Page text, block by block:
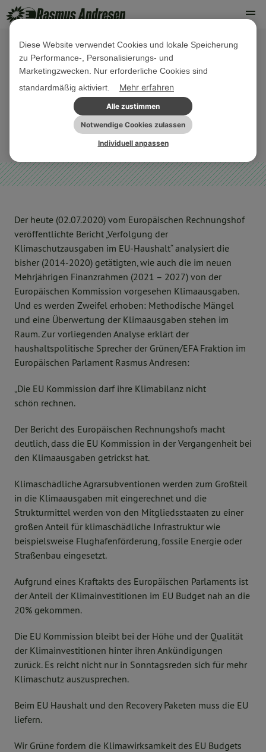
02. JULI 2020
Schön gerechnet: Klimaausgaben im
EU-Haushalt
EU-HAUSHALT PRESSEMITTEILUNG
Der heute (02.07.2020) vom Europäischen Rechnungshof
veröffentlichte Bericht „Verfolgung der
Klimaschutzausgaben im EU-Haushalt“ analysiert die
bisher (2014-2020) getätigten, wie auch die im neuen
Mehrjährigen Finanzrahmen (2021 – 2027) von der
Europäischen Kommission vorgesehen Klimaausgaben.
Und es werden Zweifel erhoben: Methodische Mängel
und eine Überwertung der Klimaausgaben stehen im
Raum. Zur vorliegenden Analyse erklärt der
haushaltspolitische Sprecher der Grünen/EFA Fraktion im
Europäischen Parlament Rasmus Andresen:
„Die EU Kommission darf ihre Klimabilanz nicht
schön rechnen.
Der Bericht des Europäischen Rechnungshofs macht
deutlich, dass die EU Kommission in der Vergangenheit bei
den Klimaausgaben getrickst hat.
Klimaschädliche Agrarsubventionen werden zum Großteil
in die Klimaausgaben mit eingerechnet und die
Strukturmittel werden von den Mitgliedsstaaten zu einer
großen Anteil für klimaschädliche Infrastruktur wie
beispielsweise Flughafenförderung, fossile Energie oder
Straßenbau eingesetzt.
Aufgrund eines Kraftakts des Europäischen Parlaments ist
der Anteil der Klimainvestitionen im EU Budget nah an die
20% gekommen.
Die EU Kommission bleibt bei der Höhe und der Qualität
der Klimainvestitionen hinter ihren Ankündigungen
zurück. Es reicht nicht nur in Sonntagsreden sich für mehr
Klimaschutz auszusprechen.
Beim EU Haushalt und den Recovery Paketen muss die EU
liefern.
Wir Grüne fordern die Klimawirksamkeit des EU Budgets
Diese Website verwendet Cookies und lokale Speicherung
zu Performance-, Personalisierungs- und
Marketingzwecken. Nur erforderliche Cookies sind
standardmäßig aktiviert.
Mehr erfahren
Alle zustimmen
Notwendige Cookies zulassen
Individuell anpassen